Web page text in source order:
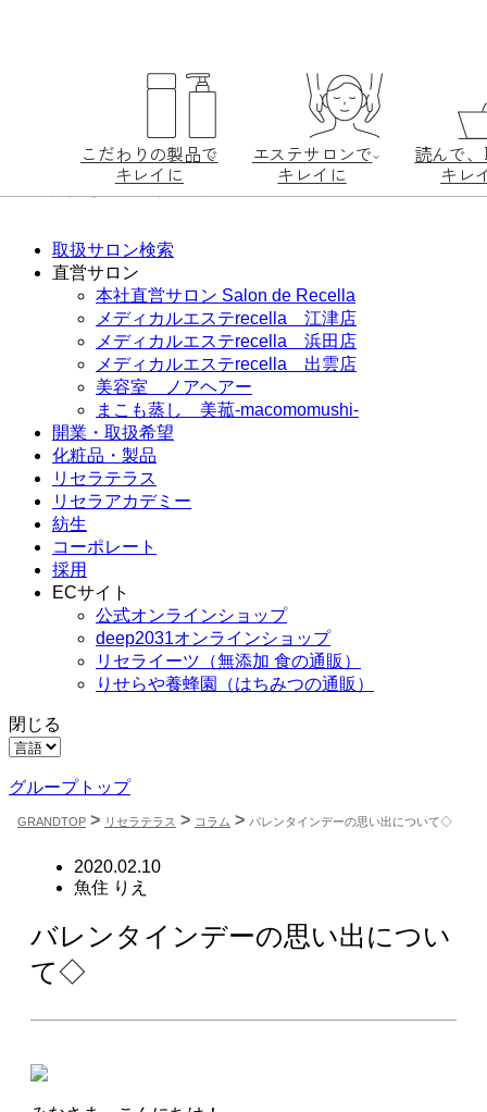
取扱サロン検索
直営サロン
本社直営サロン Salon de Recella
メディカルエステrecella 江津店
メディカルエステrecella 浜田店
メディカルエステrecella 出雲店
美容室 ノアヘアー
まこも蒸し 美菰-macomomushi-
開業・取扱希望
化粧品・製品
リセラテラス
リセラアカデミー
紡生
コーポレート
採用
ECサイト
公式オンラインショップ
deep2031オンラインショップ
リセライーツ （無添加 食の通販）
りせらや養蜂園
（はちみつの通販）
閉じる
グループトップ
こだわりの製品で
キレイに
こだわりの製品でキ
レイに
SERIES#01
SERIES#02
SERIES#03
無添加化粧品
について
エステサロンで
キレイに
リフティング
認定とは？
肌改善のプロ
とは？
読んで
キレ
GRANDTOP > リセラテラス > コラム > バレンタインデーの思い出について◇
2020.02.10
魚住 りえ
バレンタインデーの思い出につい
て◇